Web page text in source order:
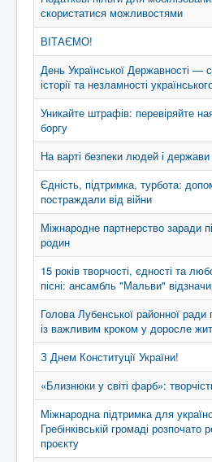
скористатися можливостями
ВІТАЄМО!
День Української Державності —
історії та незламності
Уникайте штрафів: перевіряйте
боргу
На варті безпеки людей і держави
Єдність, підтримка, турбота:
постраждали від війни
Міжнародне партнерство заради
родин
15 років творчості, єдності та
пісні: ансамбль "Мальви"
Голова Лубенської районної ради
із важливим кроком у доросле
З Днем Конституції України!
«Близнюки у світі фарб»:
Міжнародна підтримка для
Гребінківській громаді розпочато
проєкту